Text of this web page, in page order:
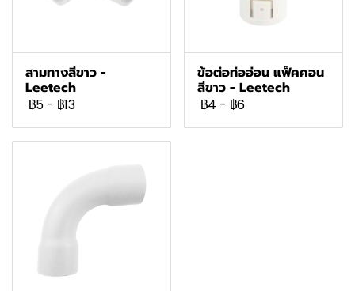
สามทางสีขาว -
Leetech
฿5 - ฿13
ข้อต่อท่ออ่อน แฟ็คคอน
สีขาว - Leetech
฿4 - ฿6